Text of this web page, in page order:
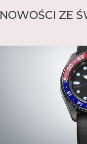
NOWOŚCI ZE